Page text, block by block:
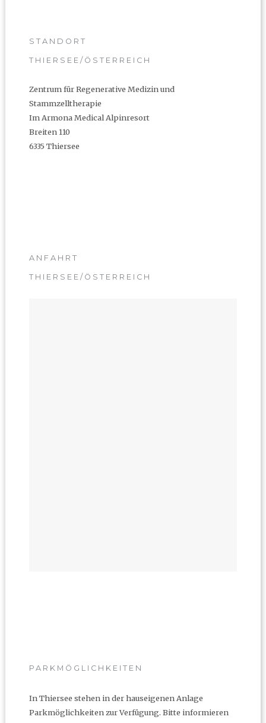
STANDORT
THIERSEE/ÖSTERREICH
Zentrum für Regenerative Medizin und
Stammzelltherapie
Im Armona Medical Alpinresort
Breiten 110
6335 Thiersee
ANFAHRT
THIERSEE/ÖSTERREICH
PARKMÖGLICHKEITEN
In Thiersee stehen in der hauseigenen Anlage
Parkmöglichkeiten zur Verfügung. Bitte informieren